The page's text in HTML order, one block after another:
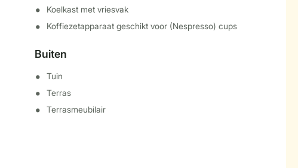
Koelkast met vriesvak
Koffiezetapparaat geschikt voor (Nespresso) cups
Buiten
Tuin
Terras
Terrasmeubilair